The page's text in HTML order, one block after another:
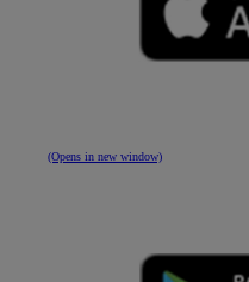
(Opens in new window)